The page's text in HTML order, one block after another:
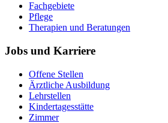
Fachgebiete
Pflege
Therapien und Beratungen
Jobs und Karriere
Offene Stellen
Ärztliche Ausbildung
Lehrstellen
Kindertagesstätte
Zimmer